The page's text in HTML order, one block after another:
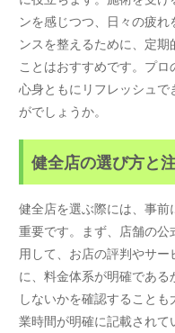
ンを感じつつ、日々の疲
ンスを整えるために、定
ことはおすすめです。プロ
心身ともにリフレッシュ
がでしょうか。
健全店の選び方と
健全店を選ぶ際には、事
重要です。まず、店舗の
用して、お店の評判やサ
に、料金体系が明確であ
しないかを確認すること
業時間が明確に記載され